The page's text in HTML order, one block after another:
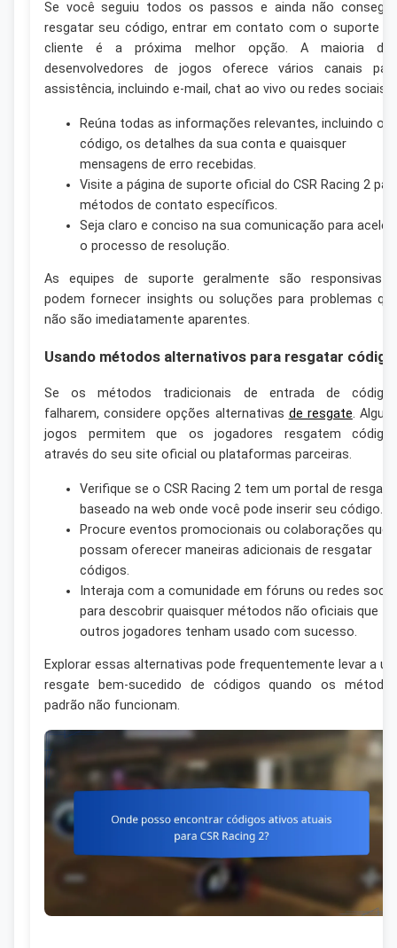
Se você seguiu todos os passos e ainda não
resgatar seu código, entrar em contato com o suporte
cliente é a próxima melhor opção. A maioria
desenvolvedores de jogos oferece vários canais
assistência, incluindo e-mail, chat ao vivo ou redes sociais.
Reúna todas as informações relevantes, incluindo o
código, os detalhes da sua conta e quaisquer
mensagens de erro recebidas.
Visite a página de suporte oficial do CSR Racing 2
métodos de contato específicos.
Seja claro e conciso na sua comunicação para
o processo de resolução.
As equipes de suporte geralmente são responsivas
podem fornecer insights ou soluções para problemas
não são imediatamente aparentes.
Usando métodos alternativos para resgatar
Se os métodos tradicionais de entrada de
falharem, considere opções alternativas de resgate.
jogos permitem que os jogadores resgatem
através do seu site oficial ou plataformas parceiras.
Verifique se o CSR Racing 2 tem um portal de resgate
baseado na web onde você pode inserir seu código.
Procure eventos promocionais ou colaborações que
possam oferecer maneiras adicionais de resgatar
códigos.
Interaja com a comunidade em fóruns ou redes
para descobrir quaisquer métodos não oficiais que
outros jogadores tenham usado com sucesso.
Explorar essas alternativas pode frequentemente levar a
resgate bem-sucedido de códigos quando os
padrão não funcionam.